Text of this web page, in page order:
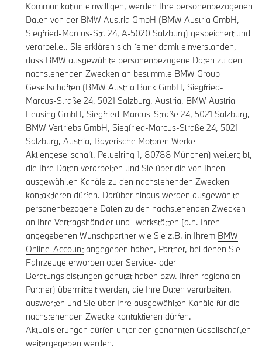
Kommunikation einwilligen, werden Ihre personenbezogenen
Daten von der BMW Austria GmbH (BMW Austria GmbH,
Siegfried-Marcus-Str. 24, A-5020 Salzburg) gespeichert und
verarbeitet. Sie erklären sich ferner damit einverstanden,
dass BMW ausgewählte personenbezogene Daten zu den
nachstehenden Zwecken an bestimmte BMW Group
Gesellschaften (BMW Austria Bank GmbH, Siegfried-
Marcus-Straße 24, 5021 Salzburg, Austria, BMW Austria
Leasing GmbH, Siegfried-Marcus-Straße 24, 5021 Salzburg,
BMW Vertriebs GmbH, Siegfried-Marcus-Straße 24, 5021
Salzburg, Austria, Bayerische Motoren Werke
Aktiengesellschaft, Petuelring 1, 80788 München) weitergibt,
die Ihre Daten verarbeiten und Sie über die von Ihnen
ausgewählten Kanäle zu den nachstehenden Zwecken
kontaktieren dürfen. Darüber hinaus werden ausgewählte
personenbezogene Daten zu den nachstehenden Zwecken
an Ihre Vertragshändler und -werkstätten (d.h. Ihren
angegebenen Wunschpartner wie Sie z.B. in Ihrem BMW
Online-Accountangegeben haben, Partner, bei denen Sie
Fahrzeuge erworben oder Service- oder
Beratungsleistungen genutzt haben bzw. Ihren regionalen
Partner) übermittelt werden, die Ihre Daten verarbeiten,
auswerten und Sie über Ihre ausgewählten Kanäle für die
nachstehenden Zwecke kontaktieren dürfen.
Aktualisierungen dürfen unter den genannten Gesellschaften
weitergegeben werden.